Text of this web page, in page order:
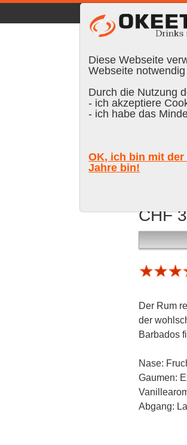
☰ |DE FR
40 %
CHF
Der Rum
der
Barbados
Nase:
Gaumen:
Abgang:
Diese Webseite
Webseite
Durch die Nutzung
- ich akzeptiere
- ich habe das
OK, ich bin mit
Jahre bin!